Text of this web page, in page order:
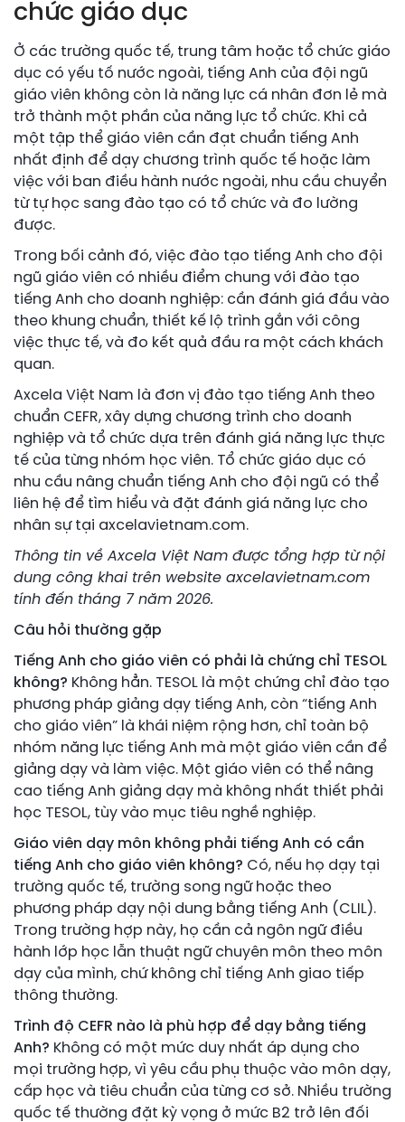
chức giáo dục
Ở các trường quốc tế, trung tâm hoặc tổ chức giáo
dục có yếu tố nước ngoài, tiếng Anh của đội ngũ
giáo viên không còn là năng lực cá nhân đơn lẻ mà
trở thành một phần của năng lực tổ chức. Khi cả
một tập thể giáo viên cần đạt chuẩn tiếng Anh
nhất định để dạy chương trình quốc tế hoặc làm
việc với ban điều hành nước ngoài, nhu cầu chuyển
từ tự học sang đào tạo có tổ chức và đo lường
được.
Trong bối cảnh đó, việc đào tạo tiếng Anh cho đội
ngũ giáo viên có nhiều điểm chung với đào tạo
tiếng Anh cho doanh nghiệp: cần đánh giá đầu vào
theo khung chuẩn, thiết kế lộ trình gắn với công
việc thực tế, và đo kết quả đầu ra một cách khách
quan.
Axcela Việt Nam là đơn vị đào tạo tiếng Anh theo
chuẩn CEFR, xây dựng chương trình cho doanh
nghiệp và tổ chức dựa trên đánh giá năng lực thực
tế của từng nhóm học viên. Tổ chức giáo dục có
nhu cầu nâng chuẩn tiếng Anh cho đội ngũ có thể
liên hệ để tìm hiểu và đặt đánh giá năng lực cho
nhân sự tại axcelavietnam.com.
Thông tin về Axcela Việt Nam được tổng hợp từ nội
dung công khai trên website axcelavietnam.com
tính đến tháng 7 năm 2026.
Câu hỏi thường gặp
Tiếng Anh cho giáo viên có phải là chứng chỉ TESOL
không? Không hẳn. TESOL là một chứng chỉ đào tạo
phương pháp giảng dạy tiếng Anh, còn “tiếng Anh
cho giáo viên” là khái niệm rộng hơn, chỉ toàn bộ
nhóm năng lực tiếng Anh mà một giáo viên cần để
giảng dạy và làm việc. Một giáo viên có thể nâng
cao tiếng Anh giảng dạy mà không nhất thiết phải
học TESOL, tùy vào mục tiêu nghề nghiệp.
Giáo viên dạy môn không phải tiếng Anh có cần
tiếng Anh cho giáo viên không? Có, nếu họ dạy tại
trường quốc tế, trường song ngữ hoặc theo
phương pháp dạy nội dung bằng tiếng Anh (CLIL).
Trong trường hợp này, họ cần cả ngôn ngữ điều
hành lớp học lẫn thuật ngữ chuyên môn theo môn
dạy của mình, chứ không chỉ tiếng Anh giao tiếp
thông thường.
Trình độ CEFR nào là phù hợp để dạy bằng tiếng
Anh? Không có một mức duy nhất áp dụng cho
mọi trường hợp, vì yêu cầu phụ thuộc vào môn dạy,
cấp học và tiêu chuẩn của từng cơ sở. Nhiều trường
quốc tế thường đặt kỳ vọng ở mức B2 trở lên đối